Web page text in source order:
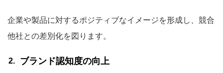
企業や製品に対するポジティブなイメージを形成し、競合
他社との差別化を図ります。
ブランド認知度の向上